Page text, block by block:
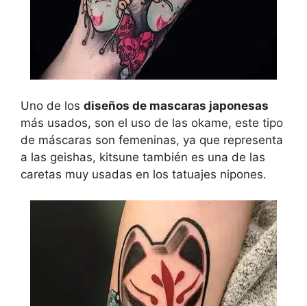
Uno de los diseños de mascaras japonesas
más usados, son el uso de las okame, este tipo
de máscaras son femeninas, ya que representa
a las geishas, kitsune también es una de las
caretas muy usadas en los tatuajes nipones.